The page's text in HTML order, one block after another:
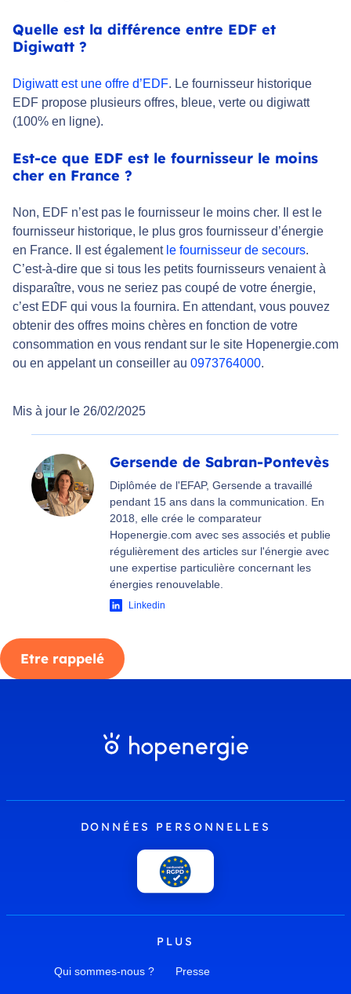
Quelle est la différence entre EDF et
Digiwatt ?
Digiwatt est une offre d’EDF. Le fournisseur historique
EDF propose plusieurs offres, bleue, verte ou digiwatt
(100% en ligne).
Est-ce que EDF est le fournisseur le moins
cher en France ?
Non, EDF n’est pas le fournisseur le moins cher. Il est le
fournisseur historique, le plus gros fournisseur d’énergie
en France. Il est également le fournisseur de secours.
C’est-à-dire que si tous les petits fournisseurs venaient à
disparaître, vous ne seriez pas coupé de votre énergie,
c’est EDF qui vous la fournira. En attendant, vous pouvez
obtenir des offres moins chères en fonction de votre
consommation en vous rendant sur le site Hopenergie.com
ou en appelant un conseiller au 0973764000.
Mis à jour le 26/02/2025
Gersende de Sabran-Pontevès
Diplômée de l'EFAP, Gersende a travaillé
pendant 15 ans dans la communication. En
2018, elle crée le comparateur
Hopenergie.com avec ses associés et publie
régulièrement des articles sur l'énergie avec
une expertise particulière concernant les
énergies renouvelable.
Linkedin
Etre rappelé
DONNÉES PERSONNELLES
PLUS
Qui sommes-nous ? Presse